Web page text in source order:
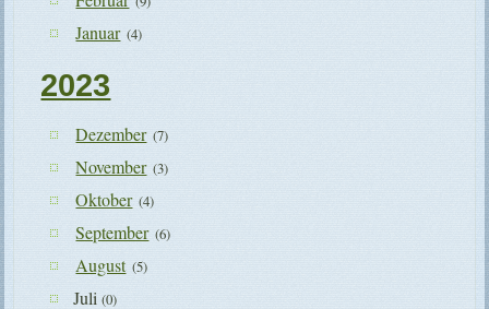
Januar (4)
2023
Dezember (7)
November (3)
Oktober (4)
September (6)
August (5)
Juli(0)